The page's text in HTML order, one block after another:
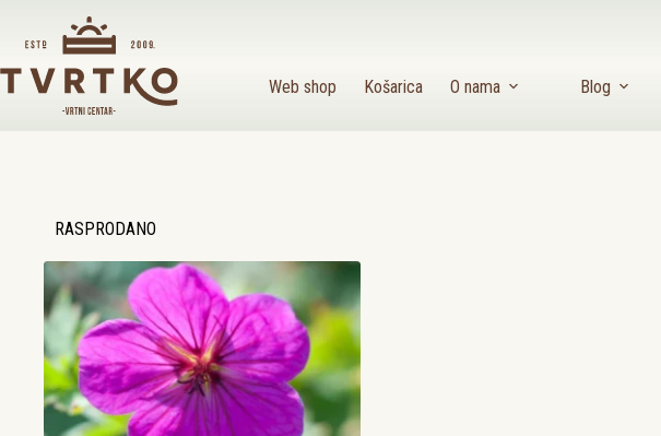
sadržaj
Web shop
Košarica O nama Blog
RASPRODANO